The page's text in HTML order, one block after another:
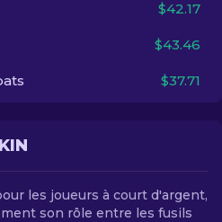
$42.17
$43.46
$37.71
les joueurs à court d'argent,
son rôle entre les fusils